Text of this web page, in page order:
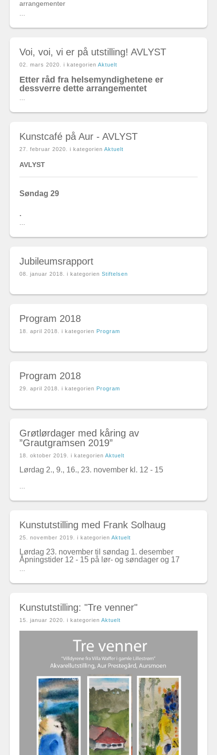
arrangementer
Voi, voi, vi er på utstilling! AVLYST
02. mars 2020 . i kategorien Aktuelt
Etter råd fra helsemyndighetene er
dessverre dette arrangementet
Kunstcafé på Aur - AVLYST
27. februar 2020 . i kategorien Aktuelt
AVLYST
Søndag 29
.
Jubileumsrapport
08. januar 2018 . i kategorien Stiftelsen
Program 2018
18. april 2018 . i kategorien Program
Program 2018
29. april 2018 . i kategorien Program
Grøtlørdager med kåring av
”Grautgramsen 2019”
18. oktober 2019 . i kategorien Aktuelt
Lørdag 2., 9., 16., 23. november kl. 12 - 15
Kunstutstilling med Frank Solhaug
25. november 2019 . i kategorien Aktuelt
Lørdag 23. november til søndag 1. desember
Åpningstider 12 - 15 på lør- og søndager og 17
Kunstutstilling: "Tre venner"
15. januar 2020 . i kategorien Aktuelt